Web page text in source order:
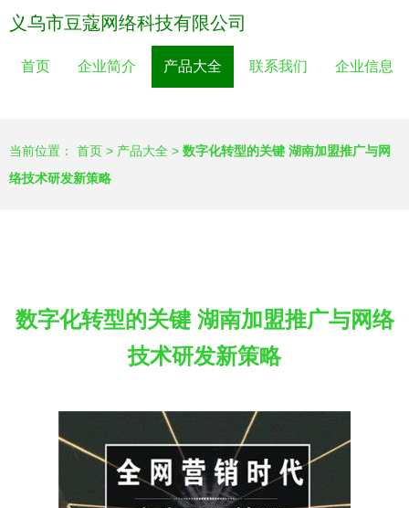
义乌市豆蔻网络科技有限公司
首页 企业简介 产品大全 联系我们 企业信息
当前位置： 首页 > 产品大全 > 数字化转型的关键 湖南加盟推广与网
络技术研发新策略
数字化转型的关键 湖南加盟推广与网络
技术研发新策略